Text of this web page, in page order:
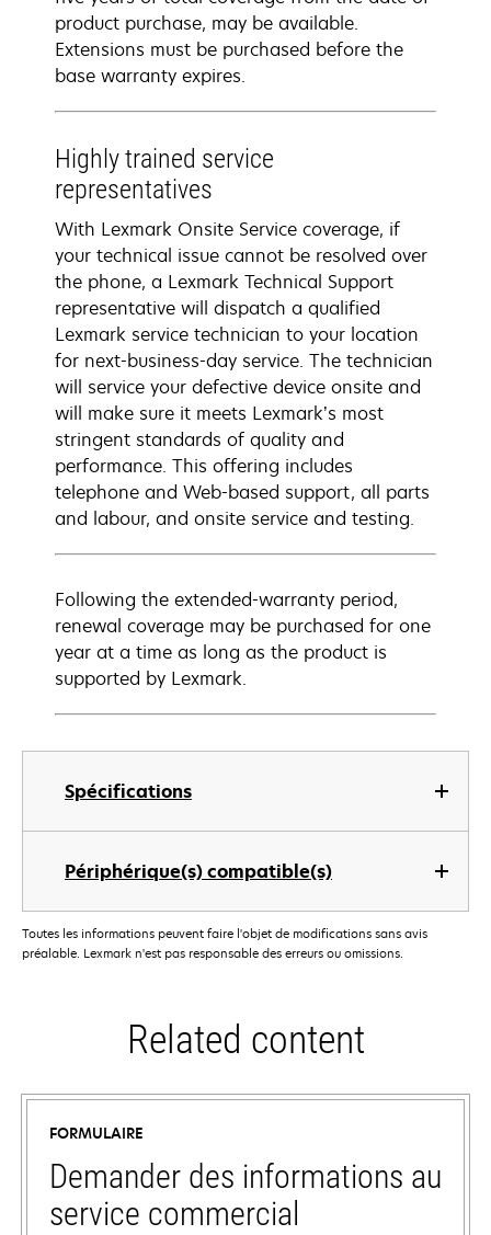
Spécifications
Périphérique(s) compatible(s)
product purchase, may be available.
Extensions must be purchased before the
base warranty expires.
Highly trained service
representatives
With Lexmark Onsite Service coverage, if
your technical issue cannot be resolved over
the phone, a Lexmark Technical Support
representative will dispatch a qualified
Lexmark service technician to your location
for next-business-day service. The technician
will service your defective device onsite and
will make sure it meets Lexmark’s most
stringent standards of quality and
performance. This offering includes
telephone and Web-based support, all parts
and labour, and onsite service and testing.
Following the extended-warranty period,
renewal coverage may be purchased for one
year at a time as long as the product is
supported by Lexmark.
Toutes les informations peuvent faire l'objet de modifications sans avis
préalable. Lexmark n'est pas responsable des erreurs ou omissions.
Related content
FORMULAIRE
Demander des informations au
service commercial